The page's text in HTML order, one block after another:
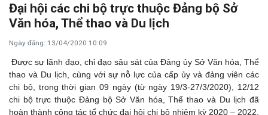
Đại hội các chi bộ trực thuộc Đảng bộ Sở
Văn hóa, Thể thao và Du lịch
Ngày đăng: 13/04/2020 10:09
Được sự lãnh đạo, chỉ đạo sâu sát của Đảng ủy Sở Văn hóa, Thể
thao và Du lịch, cùng với sự nỗ lực của cấp ủy và đảng viên các
chi bộ, trong thời gian 09 ngày (từ ngày 19/3-27/3/2020), 12/12
chi bộ trực thuộc Đảng bộ Sở Văn hóa, Thể thao và Du lịch đã
hoàn thành công tác tổ chức đại hội chi bộ nhiệm kỳ 2020 – 2022.